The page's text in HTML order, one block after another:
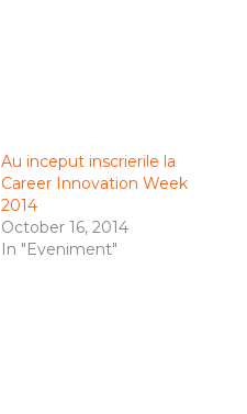
Au inceput inscrierile la
Career Innovation Week
2014
October 16, 2014
In "Eveniment"